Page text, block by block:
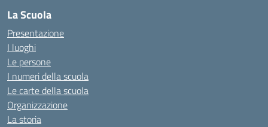
La Scuola
Presentazione
I luoghi
Le persone
I numeri della scuola
Le carte della scuola
Organizzazione
La storia